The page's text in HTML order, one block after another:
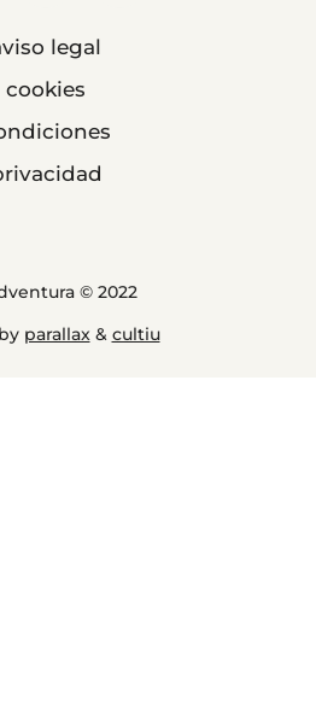
legal
cookies
© 2022
parallax& cultiu